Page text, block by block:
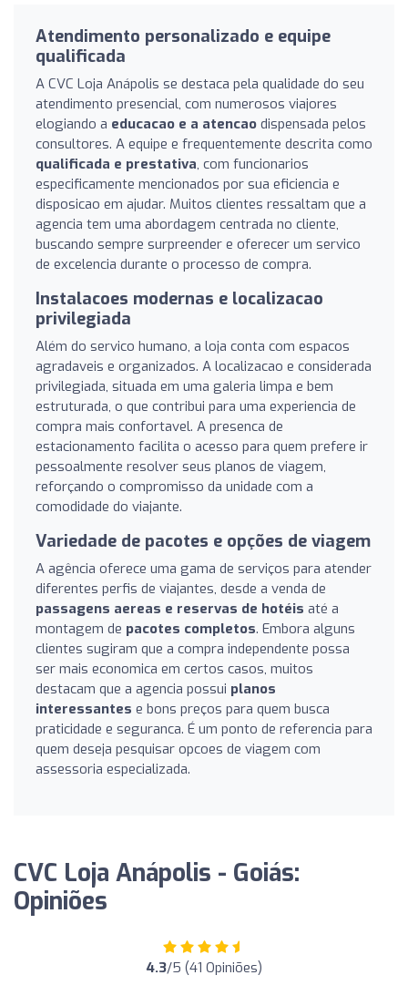
Atendimento personalizado e equipe
qualificada
A CVC Loja Anápolis se destaca pela qualidade do seu
atendimento presencial, com numerosos viajores
elogiando a educacao e a atencao dispensada pelos
consultores. A equipe e frequentemente descrita como
qualificada e prestativa, com funcionarios
especificamente mencionados por sua eficiencia e
disposicao em ajudar. Muitos clientes ressaltam que a
agencia tem uma abordagem centrada no cliente,
buscando sempre surpreender e oferecer um servico
de excelencia durante o processo de compra.
Instalacoes modernas e localizacao
privilegiada
Além do servico humano, a loja conta com espacos
agradaveis e organizados. A localizacao e considerada
privilegiada, situada em uma galeria limpa e bem
estruturada, o que contribui para uma experiencia de
compra mais confortavel. A presenca de
estacionamento facilita o acesso para quem prefere ir
pessoalmente resolver seus planos de viagem,
reforçando o compromisso da unidade com a
comodidade do viajante.
Variedade de pacotes e opções de viagem
A agência oferece uma gama de serviços para atender
diferentes perfis de viajantes, desde a venda de
passagens aereas e reservas de hotéis até a
montagem de pacotes completos. Embora alguns
clientes sugiram que a compra independente possa
ser mais economica em certos casos, muitos
destacam que a agencia possui planos
interessantes e bons preços para quem busca
praticidade e seguranca. É um ponto de referencia para
quem deseja pesquisar opcoes de viagem com
assessoria especializada.
CVC Loja Anápolis - Goiás:
Opiniões
4.3/5 (41 Opiniões)